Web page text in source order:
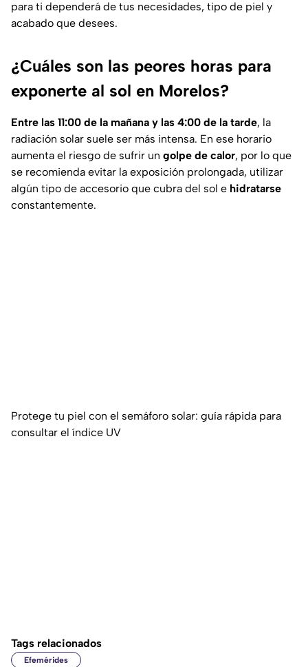
para ti dependerá de tus necesidades, tipo de piel y
acabado que desees.
¿Cuáles son las peores horas para
exponerte al sol en Morelos?
Entre las 11:00 de la mañana y las 4:00 de la tarde, la
radiación solar suele ser más intensa. En ese horario
aumenta el riesgo de sufrir un golpe de calor, por lo que
se recomienda evitar la exposición prolongada, utilizar
algún tipo de accesorio que cubra del sol e hidratarse
constantemente.
Protege tu piel con el semáforo solar: guía rápida para
consultar el índice UV
Tags relacionados
Efemérides